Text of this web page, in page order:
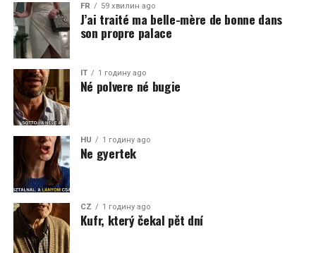
FR 59 хвилин ago
J’ai traité ma belle-mère de bonne dans
son propre palace
IT 1 годину ago
Né polvere né bugie
HU 1 годину ago
Ne gyertek
CZ 1 годину ago
Kufr, který čekal pět dní